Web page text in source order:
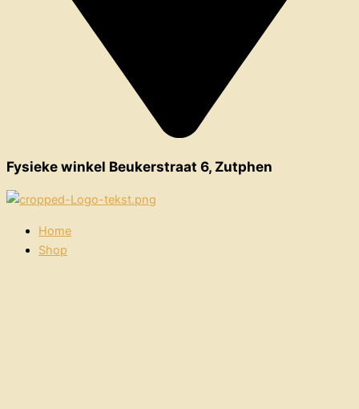
Fysieke winkel Beukerstraat 6, Zutphen
Home
Shop